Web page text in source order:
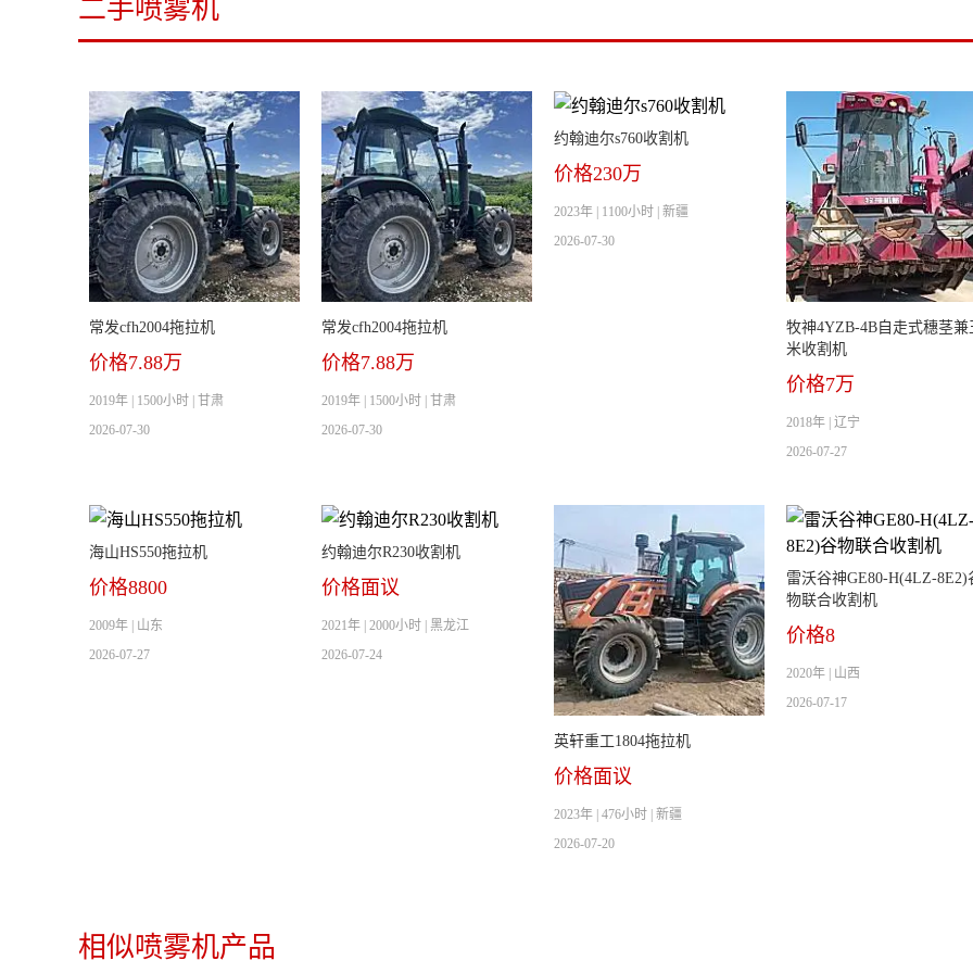
二手喷雾机
常发cfh2004拖拉机
价格7.88万
2019年 | 1500小时 | 甘肃
2026-07-30
常发cfh2004拖拉机
价格7.88万
2019年 | 1500小时 | 甘肃
2026-07-30
约翰迪尔s760收割机
价格230万
2023年 | 1100小时 | 新疆
2026-07-30
牧神4YZB-4B自走式穗茎兼
米收割机
价格7万
2018年 | 辽宁
2026-07-27
海山HS550拖拉机
价格8800
2009年 | 山东
2026-07-27
约翰迪尔R230收割机
价格面议
2021年 | 2000小时 | 黑龙江
2026-07-24
英轩重工1804拖拉机
价格面议
2023年 | 476小时 | 新疆
2026-07-20
雷沃谷神GE80-H(4LZ-8E2)
物联合收割机
价格8
2020年 | 山西
2026-07-17
相似喷雾机产品